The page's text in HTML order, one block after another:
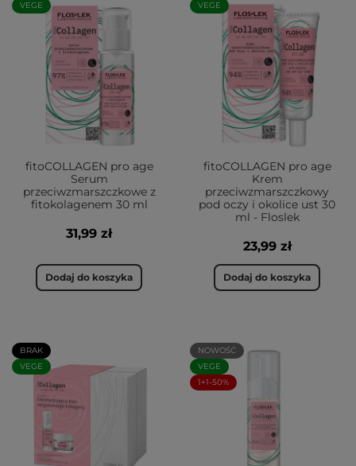
VEGE
fitoCOLLAGEN pro age
Serum
przeciwzmarszczkowe z
fitokolagenem 30 ml
31,99 zł
Dodaj do koszyka
VEGE
fitoCOLLAGEN pro age
Krem
przeciwzmarszczkowy
pod oczy i okolice ust 30
ml - Floslek
23,99 zł
Dodaj do koszyka
BRAK
VEGE
NOWOŚĆ
VEGE
1+1-50%